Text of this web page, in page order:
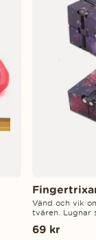
Vänd och vik
tvären. Lugnar
69 kr